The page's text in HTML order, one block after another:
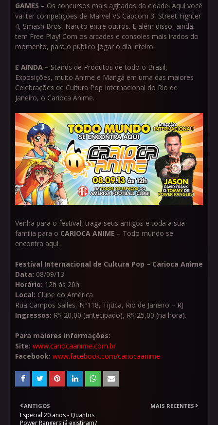
GAMES – Os concursos mais agitados da cidade! Aqui você
vai ter competições de Marvel VS Capcom 3, Street Fighter
4, Smash Bros, Naruto entre outros. E além disso, ainda
tem Free Play! Com os arcades e consoles mais irados do
momento, para o público jogar o dia inteiro.
E AINDA – Stands de Produtos de todo o Brasil,
Exposições, muito Anime e Mangá em uma das maiores
Celebrações de Cultura Pop Internacional do Rio de
Janeiro, o Carioca Anime.
Venha para o festival, traga seus amigos e toda a sua
família para o CARIOCA ANIME – Todo mundo se
encontra aqui.
Festival Internacional de Cultura Pop – Carioca Anime
Data: 08/09/13
Horário: 12h às 20h
Local: Clube do América
Rua Campos Salles, Nº118, Tijuca, Rio de Janeiro – RJ
Ingressos: R$ 20,00 (antecipado), R$ 25,00 (na hora).
Para maiores informações:
Site: www.cariocaanime.com.br
Facebook: www.facebook.com/cariocaanime
MAIS RECENTES
ANTIGOS
Especial 20 anos - Quantos
Power Rangers já existiram?